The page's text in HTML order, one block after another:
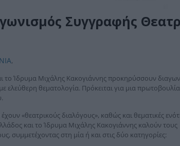
Συγγραφής
,
το Ίδρυμα Μιχάλης Κακογιάννης προκηρύσσουν
θεματολογία. Πρόκειται για μια πρωτοβουλία
«θεατρικούς διαλόγους», καθώς και θεματικές
και το Ίδρυμα Μιχάλης Κακογιάννης καλούν τους
συμμετέχοντας στη μία ή και στις δύο κατηγορίες: